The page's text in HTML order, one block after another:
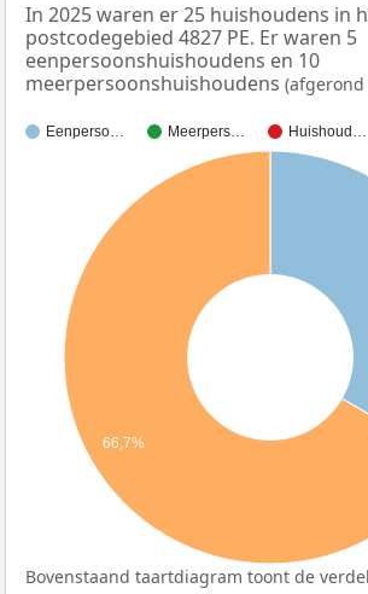
In 2025 waren er 25 huishoudens in
postcodegebied 4827 PE. Er waren 5
eenpersoonshuishoudens en 10
meerpersoonshuishoudens
Eenperso… Meerpers… Huishoud…
66,7%
Bovenstaand taartdiagram toont de